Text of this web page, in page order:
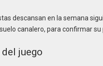
descansan en la semana
canalero, para confirmar
juego